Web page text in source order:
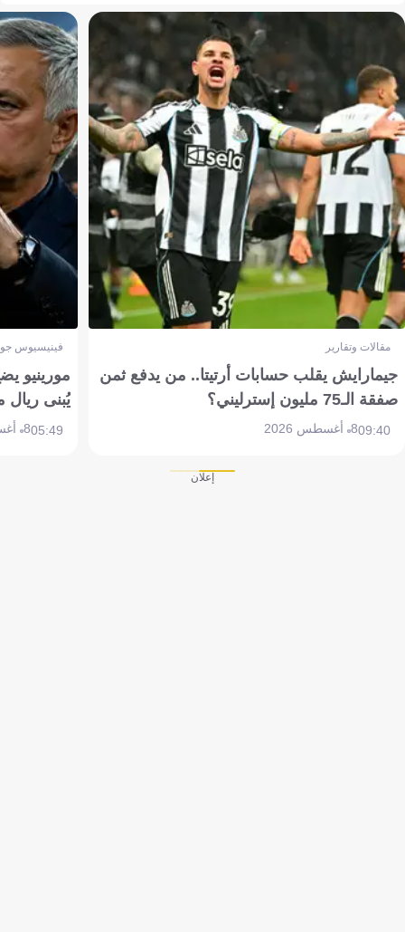
مقالات وتقارير
جيمارايش يقلب حسابات أرتيتا.. من يدفع ثمن
صفقة الـ75 مليون إسترليني؟
09:408 أغسطس 2026
فينيسيوس
مورينيو
يُبنى ريال
05:498 أغسطس 2026
إعلان